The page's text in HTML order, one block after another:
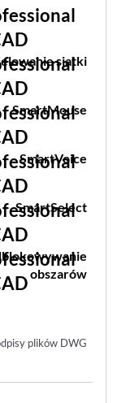
siatki
SmartMouse
SmartVoice
SmartSelect
obszarów
plików DWG